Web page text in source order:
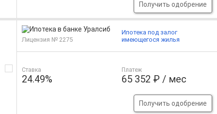
Получить одобрение
Лицензия № 2275
Ставка
24.49%
Платеж
65 352 ₽ / мес
Получить одобрение
Ипотека под залог
имеющегося жилья